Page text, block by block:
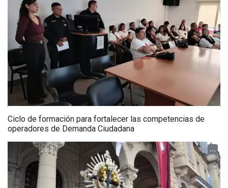
Ciclo de formación para fortalecer las competencias de
operadores de Demanda Ciudadana
...